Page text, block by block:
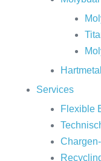
Hartmetall
Services
Flexible